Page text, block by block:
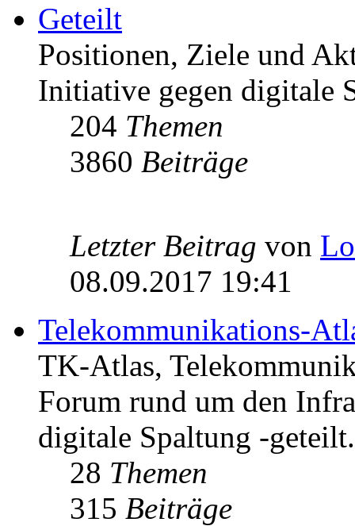
Geteilt
Positionen, Ziele und
Initiative gegen digitale
204 Themen
3860 Beiträge
Letzter Beitrag von
08.09.2017 19:41
Telekommunikations-
TK-Atlas,
Forum rund um den
digitale Spaltung -
28 Themen
315 Beiträge